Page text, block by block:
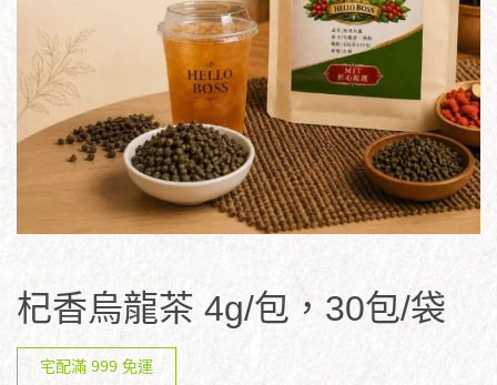
杞香烏龍茶 4g/包，30包/袋
宅配滿 999 免運